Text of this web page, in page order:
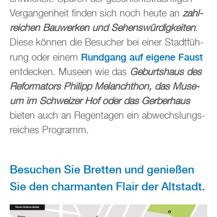
Ver­gan­gen­heit fin­den sich noch heute an zahl­
rei­chen Bau­wer­ken und Se­hens­wür­dig­kei­ten.
Diese kön­nen die Be­su­cher bei einer Stadt­füh­
rung oder einem Rund­gang auf ei­ge­ne Faust
ent­de­cken. Mu­se­en wie das Ge­burts­haus des
Re­for­ma­tors Phil­ipp Me­lan­chthon, das Mu­se­
um im Schwei­zer Hof oder das Ger­ber­haus
bie­ten auch an Re­gen­ta­gen ein ab­wechs­lungs­
rei­ches Pro­gramm.
Be­su­chen Sie Brett­en und ge­nie­ßen
Sie den char­man­ten Flair der Alt­stadt.